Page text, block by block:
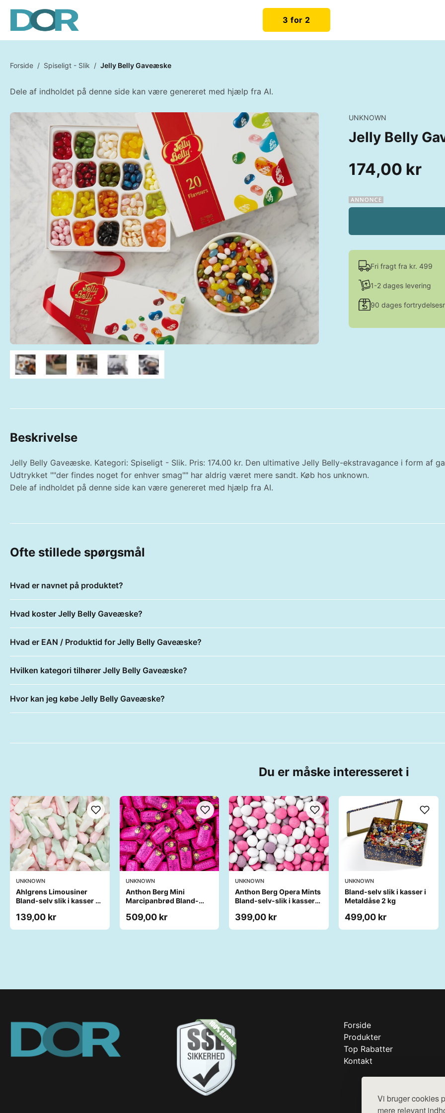
Vi bruger cookies
mere relevant
3 for 2
Forside / Spiseligt - Slik / Jelly Belly Gaveæske
Dele af indholdet på denne side kan være genereret med hjælp fra AI.
UNKNOWN
Jelly Belly
174,00 kr
Fri fragt fra kr. 499
1-2 dages levering
90 dages
Beskrivelse
Jelly Belly Gaveæske. Kategori: Spiseligt - Slik. Pris: 174.00 kr. Den ultimative Jelly Belly-ekstravagance i form af
Udtrykket ""der findes noget for enhver smag"" har aldrig været mere sandt. Køb hos unknown.
Dele af indholdet på denne side kan være genereret med hjælp fra AI.
Ofte stillede spørgsmål
Hvad er navnet på produktet?
Hvad koster Jelly Belly Gaveæske?
Hvad er EAN / Produktid for Jelly Belly Gaveæske?
Hvilken kategori tilhører Jelly Belly Gaveæske?
Hvor kan jeg købe Jelly Belly Gaveæske?
Du er måske interesseret i
UNKNOWN
Ahlgrens Limousiner
Bland-selv slik i kasser 1
139,00 kr
UNKNOWN
Anthon Berg Mini
Marcipanbrød Bland-
509,00 kr
UNKNOWN
Anthon Berg Opera Mints
Bland-selv-slik i kasser
399,00 kr
UNKNOWN
Bland-selv slik i kasser i
Metaldåse 2 kg
499,00 kr
Forside
Produkter
Top Rabatter
Kontakt